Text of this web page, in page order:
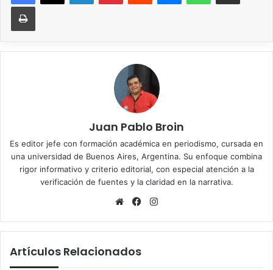
Imprimir
Juan Pablo Broin
Es editor jefe con formación académica en periodismo, cursada en
una universidad de Buenos Aires, Argentina. Su enfoque combina
rigor informativo y criterio editorial, con especial atención a la
verificación de fuentes y la claridad en la narrativa.
Sitio
Facebook
Artículos Relacionados